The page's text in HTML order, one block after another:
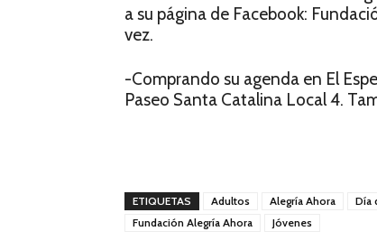
a su página de Facebook:
vez.
-Comprando su agenda en El
Paseo Santa Catalina Local 4.
ETIQUETAS Adultos Alegría Ahora Día
Fundación Alegría Ahora
Jóvenes